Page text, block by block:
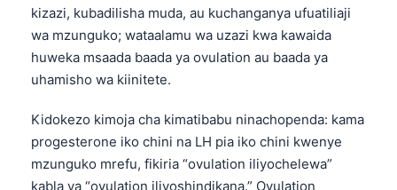
kizazi, kubadilisha muda, au kuchanganya ufuatiliaji
wa mzunguko; wataalamu wa uzazi kwa kawaida
huweka msaada baada ya ovulation au baada ya
uhamisho wa kiinitete.
Kidokezo kimoja cha kimatibabu ninachopenda: kama
progesterone iko chini na LH pia iko chini kwenye
mzunguko mrefu, fikiria “ovulation iliyochelewa”
kabla ya “ovulation iliyoshindikana.” Ovulation
Ślōnskŏ gŏdka
Norsk bokmål